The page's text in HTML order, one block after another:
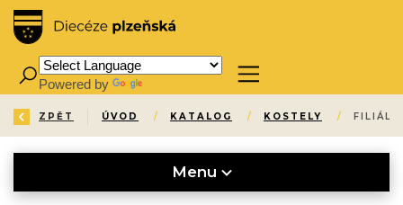
Powered by
ZPĚT ÚVOD / KATALOG / KOSTELY /
Menu